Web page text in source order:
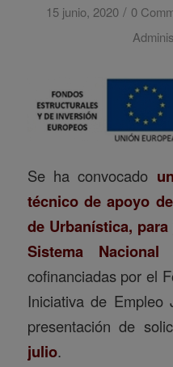
15 junio, 2020 / 0
Se ha convocado
técnico de apoyo
de Urbanística,
Sistema
cofinanciadas por el
Iniciativa de
presentación de
julio.